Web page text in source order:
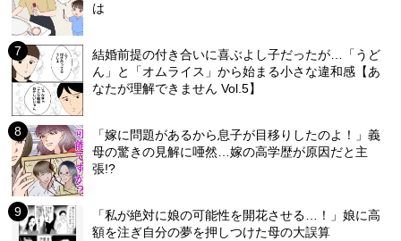
は
結婚前提の付き合いに喜ぶよし子だったが…「うど
ん」と「オムライス」から始まる小さな違和感【あ
なたが理解できません Vol.5】
「嫁に問題があるから息子が目移りしたのよ！」義
母の驚きの見解に唖然…嫁の高学歴が原因だと主
張!?
「私が絶対に娘の可能性を開花させる…！」娘に高
額を注ぎ自分の夢を押しつけた母の大誤算